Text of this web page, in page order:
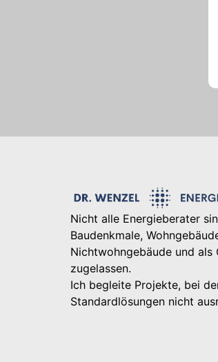
Nicht alle Energieberater
Baudenkmale,
Nichtwohngebäude und als
zugelassen.
Ich begleite Projekte, bei
Standardlösungen nicht